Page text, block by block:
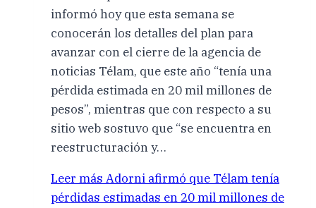
informó hoy que esta semana se
conocerán los detalles del plan para
avanzar con el cierre de la agencia de
noticias Télam, que este año “tenía una
pérdida estimada en 20 mil millones de
pesos”, mientras que con respecto a su
sitio web sostuvo que “se encuentra en
reestructuración y…
Leer más Adorni afirmó que Télam tenía
pérdidas estimadas en 20 mil millones de